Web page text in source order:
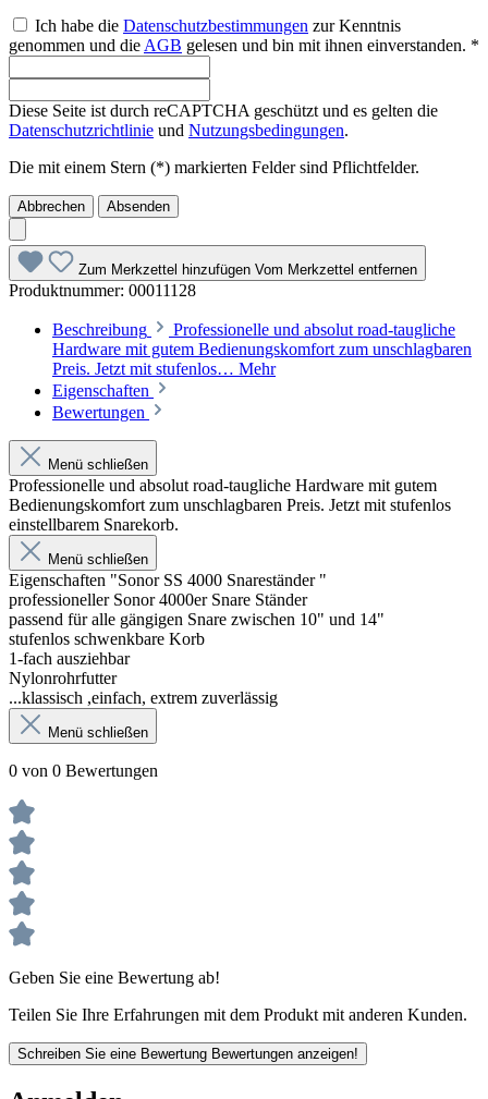
Ich habe die Datenschutzbestimmungen zur Kenntnis
genommen und die AGB gelesen und bin mit ihnen einverstanden. *
Diese Seite ist durch reCAPTCHA geschützt und es gelten die
Datenschutzrichtlinie und Nutzungsbedingungen.
Die mit einem Stern (*) markierten Felder sind Pflichtfelder.
Abbrechen Absenden
Zum Merkzettel hinzufügen Vom Merkzettel entfernen
Produktnummer: 00011128
Beschreibung
Professionelle und absolut road-taugliche
Hardware mit gutem Bedienungskomfort zum unschlagbaren
Preis. Jetzt mit stufenlos… Mehr
Eigenschaften
Bewertungen
Menü schließen
Professionelle und absolut road-taugliche Hardware mit gutem
Bedienungskomfort zum unschlagbaren Preis. Jetzt mit stufenlos
einstellbarem Snarekorb.
Menü schließen
Eigenschaften "Sonor SS 4000 Snareständer "
professioneller Sonor 4000er Snare Ständer
passend für alle gängigen Snare zwischen 10" und 14"
stufenlos schwenkbare Korb
1-fach ausziehbar
Nylonrohrfutter
...klassisch ,einfach, extrem zuverlässig
Menü schließen
0 von 0 Bewertungen
Geben Sie eine Bewertung ab!
Teilen Sie Ihre Erfahrungen mit dem Produkt mit anderen Kunden.
Schreiben Sie eine Bewertung Bewertungen anzeigen!